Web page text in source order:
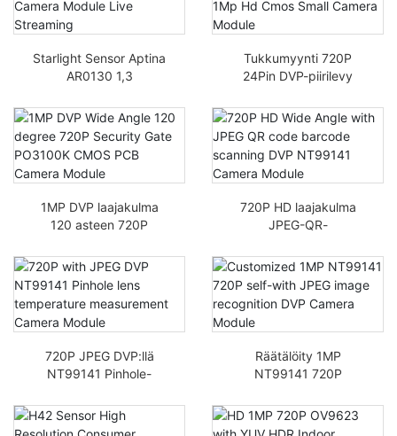
Starlight Sensor Aptina
AR0130 1,3
kameramoduulin
suoratoisto
Tukkumyynti 720P
24Pin DVP-piirilevy
HD CMOS pieni
kameramoduuli
1MP DVP laajakulma
120 asteen 720P
CMOS-
piirilevykameramoduuli
720P HD laajakulma
JPEG-QR-
skannauksella DVP
NT99141
kameramoduulilla
720P JPEG DVP:llä
NT99141 Pinhole-
mittaus Kameramoduuli
Räätälöity 1MP
NT99141 720P
kuvantunnistuksella
varustettu DVP-